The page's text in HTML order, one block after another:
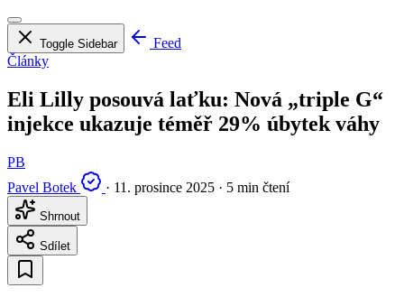
Toggle Sidebar
Feed
Články
Eli Lilly posouvá laťku: Nová „triple G“
injekce ukazuje téměř 29% úbytek váhy
PB
Pavel Botek
· 11. prosince 2025 · 5 min čtení
Shrnout
Sdílet